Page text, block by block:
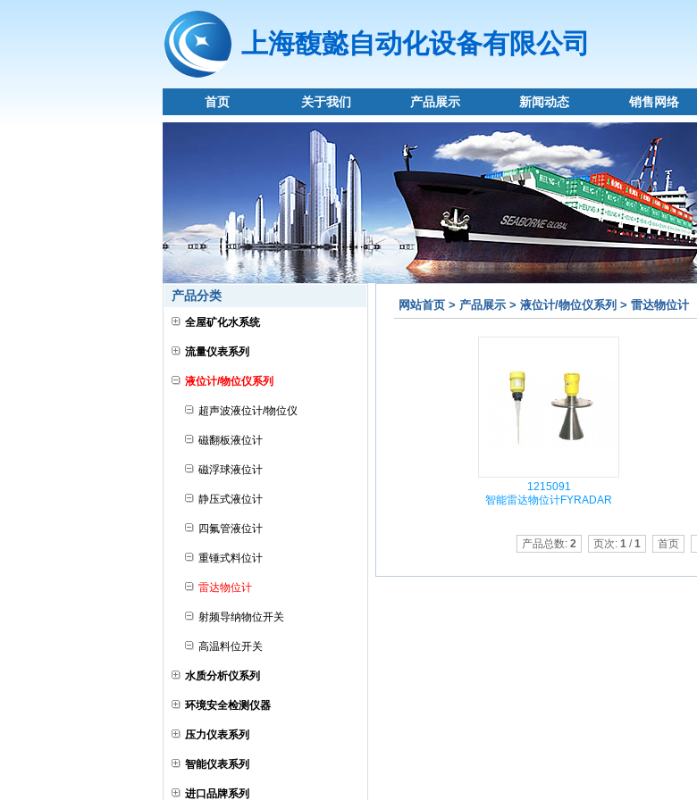
上海馥懿自动化设备有限公司
首页 关于我们 产品展示 新闻动态 销售网络
产品分类
全屋矿化水系统
流量仪表系列
液位计/物位仪系列
超声波液位计/物位仪
磁翻板液位计
磁浮球液位计
静压式液位计
四氟管液位计
重锤式料位计
雷达物位计
射频导纳物位开关
高温料位开关
水质分析仪系列
环境安全检测仪器
压力仪表系列
智能仪表系列
进口品牌系列
网站首页 > 产品展示 > 液位计/物位仪系列 > 雷达物位计
1215091
智能雷达物位计FYRADAR
产品总数: 2 页次: 1 /1 首页